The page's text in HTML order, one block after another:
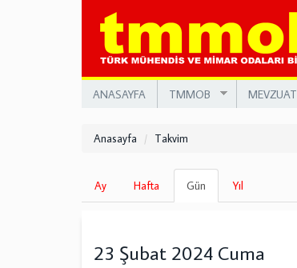
ANASAYFA TMMOB MEVZUAT
Anasayfa Takvim
Birincil
sekmeler
Ay Hafta Gün
sekme)
Yıl
23 Şubat 2024 Cuma